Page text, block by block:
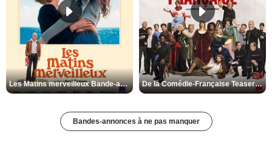
Les Matins merveilleux Bande-annonce VF De la Comédie-Française Teaser VF
Bandes-annonces à ne pas manquer